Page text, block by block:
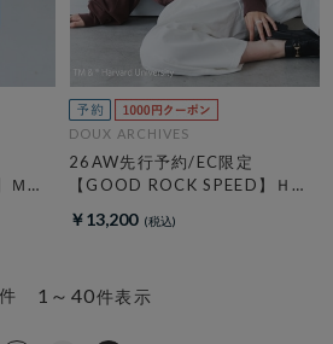
ＭＩ
DOUX ARCHIVES
26AW先行予約/EC限定
【GOOD ROCK SPEED】ＨＡ
￥13,200
1～40件表示
件